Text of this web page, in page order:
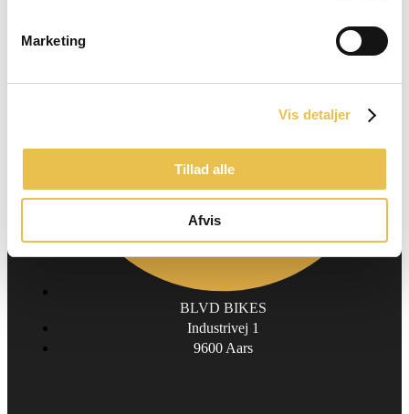
Marketing
Vis detaljer
Tillad alle
Afvis
BLVD BIKES
Industrivej 1
9600 Aars